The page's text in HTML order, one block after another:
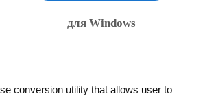
для Windows
conversion utility that allows user to